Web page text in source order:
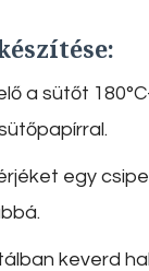
a sütőt
egy
keverd